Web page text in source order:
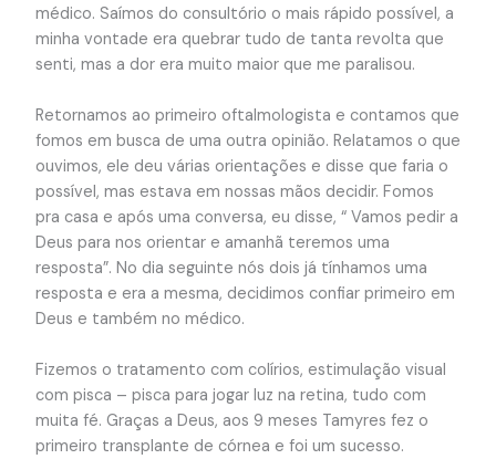
médico. Saímos do consultório o mais rápido possível, a
minha vontade era quebrar tudo de tanta revolta que
senti, mas a dor era muito maior que me paralisou.
Retornamos ao primeiro oftalmologista e contamos que
fomos em busca de uma outra opinião. Relatamos o que
ouvimos, ele deu várias orientações e disse que faria o
possível, mas estava em nossas mãos decidir. Fomos
pra casa e após uma conversa, eu disse, “ Vamos pedir a
Deus para nos orientar e amanhã teremos uma
resposta”. No dia seguinte nós dois já tínhamos uma
resposta e era a mesma, decidimos confiar primeiro em
Deus e também no médico.
Fizemos o tratamento com colírios, estimulação visual
com pisca – pisca para jogar luz na retina, tudo com
muita fé. Graças a Deus, aos 9 meses Tamyres fez o
primeiro transplante de córnea e foi um sucesso.